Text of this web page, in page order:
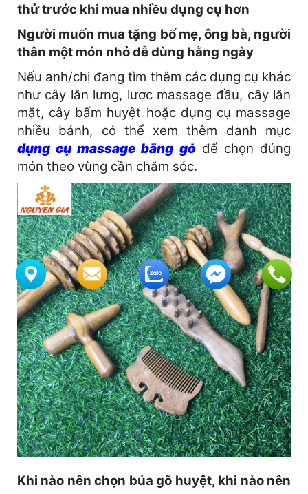
thử trước khi mua nhiều dụng cụ hơn
Người muốn mua tặng bố mẹ, ông bà, người
thân một món nhỏ dễ dùng hằng ngày
Nếu anh/chị đang tìm thêm các dụng cụ khác
như cây lăn lưng, lược massage đầu, cây lăn
mặt, cây bấm huyệt hoặc dụng cụ massage
nhiều bánh, có thể xem thêm danh mục
dụng cụ massage bằng gỗ để chọn đúng
món theo vùng cần chăm sóc.
Khi nào nên chọn búa gõ huyệt, khi nào nên